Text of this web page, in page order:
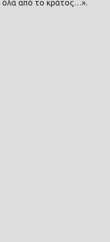
όλα από το κράτος…».